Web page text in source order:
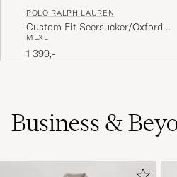
POLO RALPH LAUREN
Custom Fit Seersucker/Oxford
Stripe Shirt Blue
M LXL
1 399,-
Business &